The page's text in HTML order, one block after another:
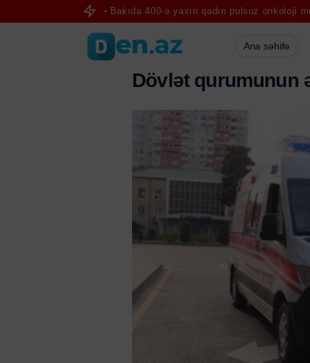
Bakıda 400-ə yaxın qadın pulsuz onkoloji müayinədən
Ana səhifə
Dövlət qurumunun